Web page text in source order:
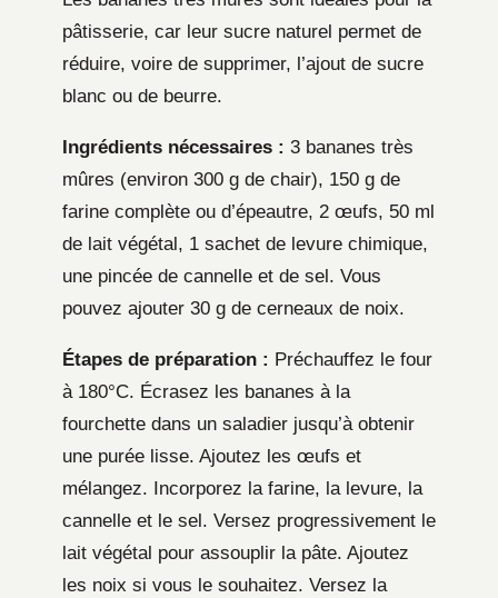
pâtisserie, car leur sucre naturel permet de
réduire, voire de supprimer, l’ajout de sucre
blanc ou de beurre.
Ingrédients nécessaires : 3 bananes très
mûres (environ 300 g de chair), 150 g de
farine complète ou d’épeautre, 2 œufs, 50 ml
de lait végétal, 1 sachet de levure chimique,
une pincée de cannelle et de sel. Vous
pouvez ajouter 30 g de cerneaux de noix.
Étapes de préparation : Préchauffez le four
à 180°C. Écrasez les bananes à la
fourchette dans un saladier jusqu’à obtenir
une purée lisse. Ajoutez les œufs et
mélangez. Incorporez la farine, la levure, la
cannelle et le sel. Versez progressivement le
lait végétal pour assouplir la pâte. Ajoutez
les noix si vous le souhaitez. Versez la